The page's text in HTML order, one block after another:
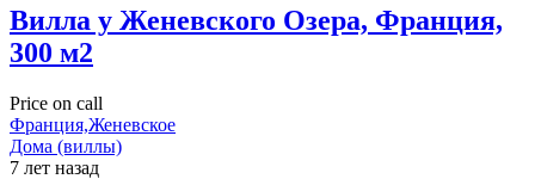
Вилла у Женевского Озера, Франция,
300 м2
Price on call
Франция,Женевское
Дома (виллы)
7 лет назад